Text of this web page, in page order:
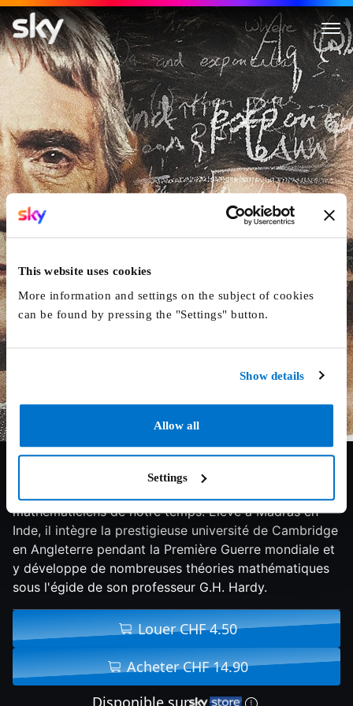
This website uses cookies
More information and settings on the subject of cookies
can be found by pressing the "Settings" button.
Show details
Allow all
Settings
The Man Who Knew Infinity
7.2/10 2016 108 min Drame
mathématiciens de notre temps. Élevé à Madras en
Inde, il intègre la prestigieuse université de Cambridge
en Angleterre pendant la Première Guerre mondiale et
y développe de nombreuses théories mathématiques
sous l'égide de son professeur G.H. Hardy.
Louer CHF 4.50
Acheter CHF 14.90
Disponible sur